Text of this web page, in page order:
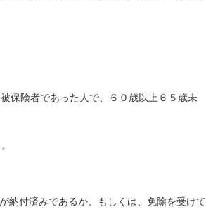
保険者であった人で、６０歳以上６５歳未
納付済みであるか、もしくは、免除を受けて